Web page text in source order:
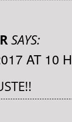
SAYS:
AT 10